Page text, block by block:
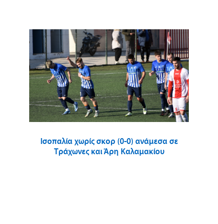
Ισοπαλία χωρίς σκορ (0-0) ανάμεσα σε
Τράχωνες και Άρη Καλαμακίου